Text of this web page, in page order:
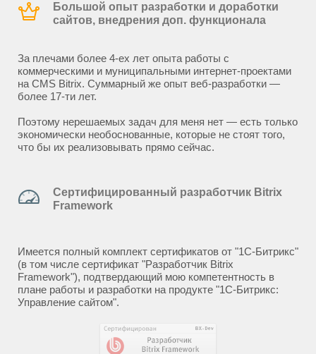
Большой опыт разработки и доработки
сайтов, внедрения доп. функционала
За плечами более 4-ех лет опыта работы с
коммерческими и муниципальными интернет-проектами
на CMS Bitrix. Суммарный же опыт веб-разработки —
более 17-ти лет.
Поэтому нерешаемых задач для меня нет — есть только
экономически необоснованные, которые не стоят того,
что бы их реализовывать прямо сейчас.
Сертифицированный разработчик Bitrix
Framework
Имеется полный комплект сертификатов от "1С-Битрикс"
(в том числе сертификат "Разработчик Bitrix
Framework"), подтвердающий мою компетентность в
плане работы и разработки на продукте "1С-Битрикс:
Управление сайтом".